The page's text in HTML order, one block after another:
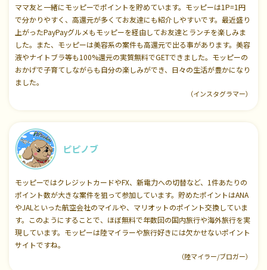
ママ友と一緒にモッピーでポイントを貯めています。モッピーは1P=1円
で分かりやすく、高還元が多くてお友達にも紹介しやすいです。最近盛り
上がったPayPayグルメもモッピーを経由してお友達とランチを楽しみま
した。また、モッピーは美容系の案件も高還元で出る事があります。美容
液やナイトブラ等も100%還元の実質無料でGETできました。モッピーの
おかげで子育てしながらも自分の楽しみができ、日々の生活が豊かになり
ました。
（インスタグラマー）
ピピノブ
モッピーではクレジットカードやFX、新電力への切替など、1件あたりの
ポイント数が大きな案件を狙って参加しています。貯めたポイントはANA
やJALといった航空会社のマイルや、マリオットのポイント交換していま
す。このようにすることで、ほぼ無料で年数回の国内旅行や海外旅行を実
現しています。モッピーは陸マイラーや旅行好きには欠かせないポイント
サイトですね。
（陸マイラー/ブロガー）